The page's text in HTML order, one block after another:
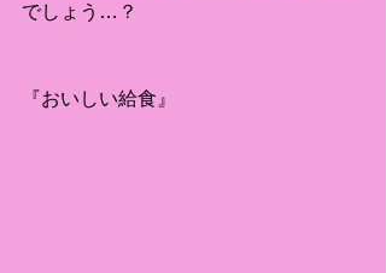
でしょう…？
『おいしい給食』